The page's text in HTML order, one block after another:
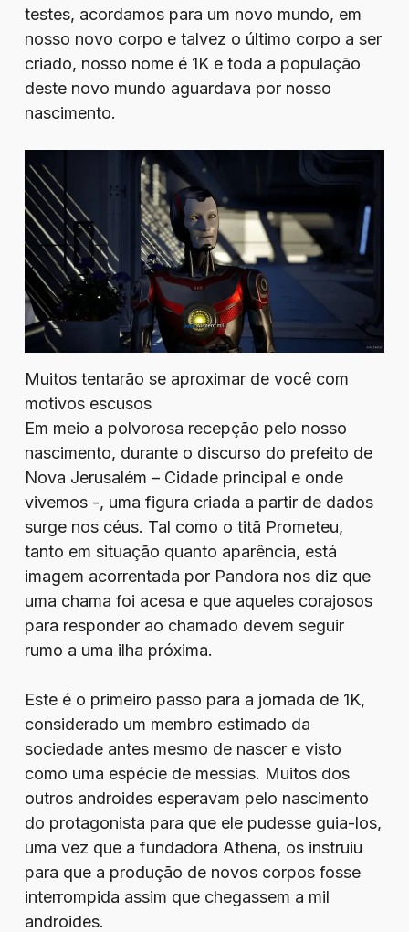
testes, acordamos para um novo mundo, em
nosso novo corpo e talvez o último corpo a ser
criado, nosso nome é 1K e toda a população
deste novo mundo aguardava por nosso
nascimento.
Muitos tentarão se aproximar de você com
motivos escusos
Em meio a polvorosa recepção pelo nosso
nascimento, durante o discurso do prefeito de
Nova Jerusalém – Cidade principal e onde
vivemos -, uma figura criada a partir de dados
surge nos céus. Tal como o titã Prometeu,
tanto em situação quanto aparência, está
imagem acorrentada por Pandora nos diz que
uma chama foi acesa e que aqueles corajosos
para responder ao chamado devem seguir
rumo a uma ilha próxima.
Este é o primeiro passo para a jornada de 1K,
considerado um membro estimado da
sociedade antes mesmo de nascer e visto
como uma espécie de messias. Muitos dos
outros androides esperavam pelo nascimento
do protagonista para que ele pudesse guia-los,
uma vez que a fundadora Athena, os instruiu
para que a produção de novos corpos fosse
interrompida assim que chegassem a mil
androides.